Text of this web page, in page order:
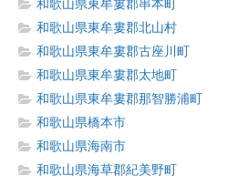
和歌山県東牟婁郡串本町
和歌山県東牟婁郡北山村
和歌山県東牟婁郡古座川町
和歌山県東牟婁郡太地町
和歌山県東牟婁郡那智勝浦町
和歌山県橋本市
和歌山県海南市
和歌山県海草郡紀美野町